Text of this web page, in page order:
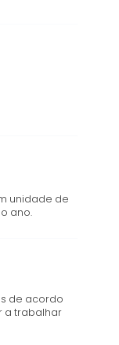
unidade de
ano.
de acordo
a trabalhar